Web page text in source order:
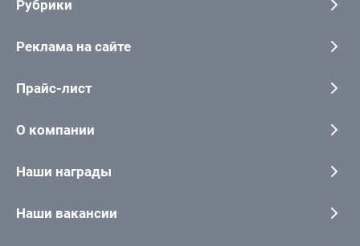
Рубрики
Реклама на сайте
Прайс-лист
О компании
Наши награды
Наши вакансии